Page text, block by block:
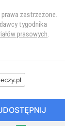
zastrzeżone.
tygodnika
prasowych.